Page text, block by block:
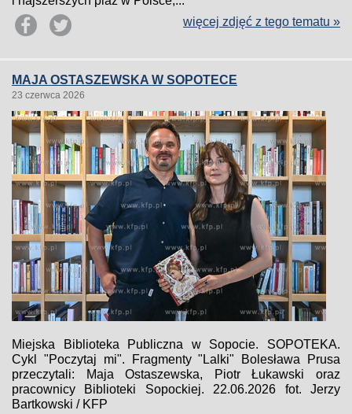
więcej zdjęć z tego tematu »
MAJA OSTASZEWSKA W SOPOTECE
23 czerwca 2026
Miejska Biblioteka Publiczna w Sopocie. SOPOTEKA.
Cykl "Poczytaj mi". Fragmenty "Lalki" Bolesława Prusa
przeczytali: Maja Ostaszewska, Piotr Łukawski oraz
pracownicy Biblioteki Sopockiej. 22.06.2026 fot. Jerzy
Bartkowski / KFP